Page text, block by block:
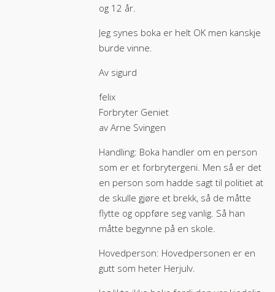
og 12 år.
Jeg synes boka er helt OK men kanskje
burde vinne.
Av sigurd
felix
Forbryter Geniet
av Arne Svingen
Handling: Boka handler om en person
som er et forbrytergeni. Men så er det
en person som hadde sagt til politiet at
de skulle gjøre et brekk, så de måtte
flytte og oppføre seg vanlig. Så han
måtte begynne på en skole.
Hovedperson: Hovedpersonen er en
gutt som heter Herjulv.